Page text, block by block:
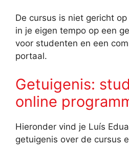
De cursus is niet gericht
in je eigen tempo op een
voor studenten en een
portaal.
Getuigenis:
online
Hieronder vind je Luís
getuigenis over de cursus